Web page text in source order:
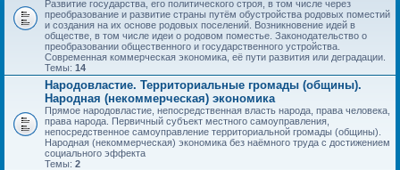
Развитие государства, его политического строя, в том числе через
преобразование и развитие страны путём обустройства родовых поместий
и создания на их основе родовых поселений. Возникновение идей в
обществе, в том числе идеи о родовом поместье. Законодательство о
преобразовании общественного и государственного устройства.
Современная коммерческая экономика, её пути развития или деградации.
Темы: 14
Народовластие. Территориальные громады (общины).
Народная (некоммерческая) экономика
Прямое народовластие, непосредственная власть народа, права человека,
права народа. Первичный субъект местного самоуправления,
непосредственное самоуправление территориальной громады (общины).
Народная (некоммерческая) экономика без наёмного труда с достижением
социального эффекта
Темы: 2